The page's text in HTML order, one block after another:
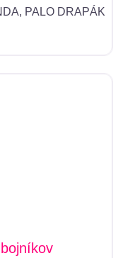
PALO DRAPÁK